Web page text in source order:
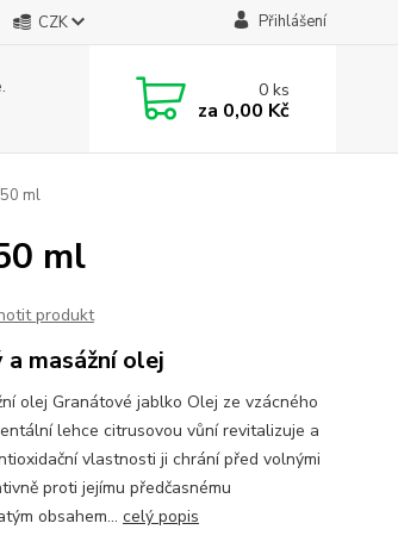
CZK Přihlášení
0ks
za 0,00 Kč
ml
ml
produkt
masážní olej
olej Granátové jablko Olej ze vzácného
lehce citrusovou vůní revitalizuje a
vlastnosti ji chrání před volnými
proti jejímu předčasnému
obsahem... celý popis